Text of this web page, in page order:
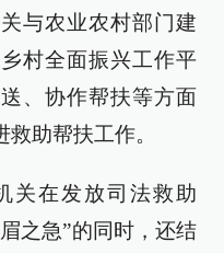
与农业农村部门建
村全面振兴工作平
、协作帮扶等方面
助帮扶工作。
关在发放司法救助
之急”的同时，还结